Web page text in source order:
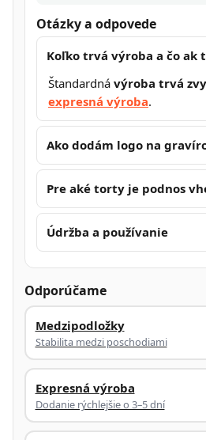
Otázky a odpovede
Koľko trvá výroba a čo ak
Štandardná výroba trvá
expresná výroba.
Ako dodám logo na
Pre aké torty je podnos
Údržba a používanie
Odporúčame
Medzipodložky
Stabilita medzi poschodiami
Expresná výroba
Dodanie rýchlejšie o 3–5 dní